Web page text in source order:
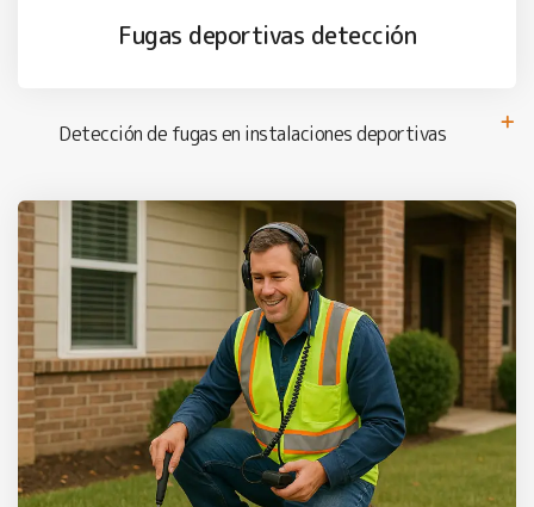
Fugas deportivas detección
Detección de fugas en instalaciones deportivas